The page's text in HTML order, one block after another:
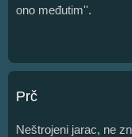
ono međutim''.
Prč
Neštrojeni jarac, ne